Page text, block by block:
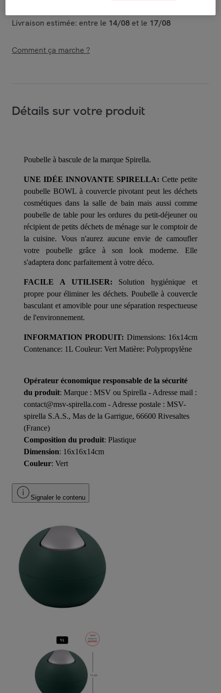
Livraison estimée: entre le 14/08 et le 17/08
Comment ça marche ?
Détails sur votre produit
Poubelle à bascule de la marque Spirella.
UNE IDÉE INNOVANTE SPIRELLA: Cette petite
poubelle BOWL à couvercle pivotant peut les déchets
cosmétiques dans la salle de bain mais aussi comme
poubelle de table pour les ordures du petit-déjeuner ou
récipient de petits déchets de ménage sur le comptoir de
la cuisine. Vous n'aurez aucune envie de camoufler
votre poubelle grâce à son look moderne. Elle
s'adaptera donc parfaitement à votre déco.
FACILE A UTILISER: Solution hygiénique et
propre pour éliminer les déchets. Poubelle à couvercle
basculant et amovible pour une séparation respectueuse
de l'environnement.
INFORMATION PRODUIT: Dimensions: 16x14cm
Contenance: 1L Couleur: Vert Matière: Polypropylène
Opérateur économique responsable de la sécurité
du produit: Marque : MSV ou Spirella - Adresse mail :
contact@msv-spirella.com - Adresse postale : MSV-
spirella S.A.S., Mas de la Garrigue, 66600 Rivesaltes
(France)
Composition du produit: Plastique
Dimension: 16x16x14cm
Couleur: Vert
Signaler le contenu